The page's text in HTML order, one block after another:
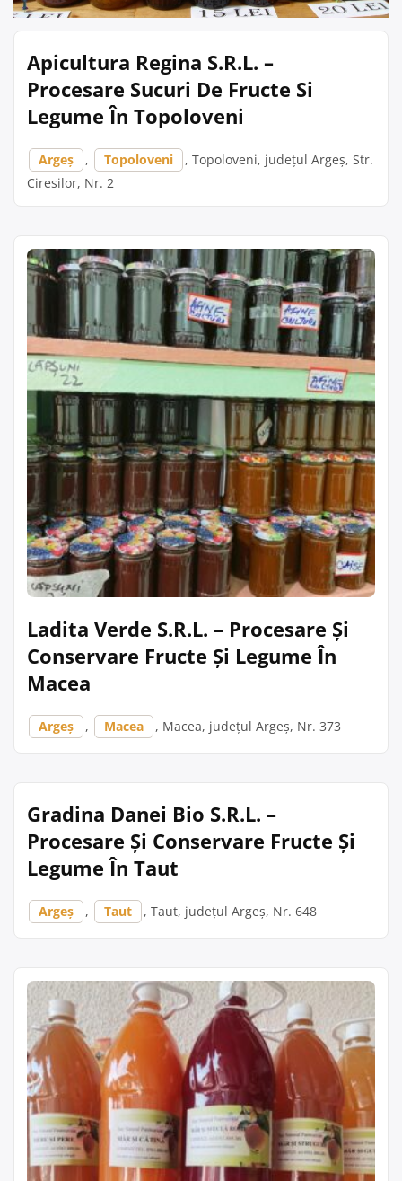
Apicultura Regina S.R.L. –
Procesare Sucuri De Fructe Si
Legume În Topoloveni
Argeș , Topoloveni
, Topoloveni, județul Argeș, Str.
Ciresilor, Nr. 2
Ladita Verde S.R.L. – Procesare Și
Conservare Fructe Și Legume În
Macea
Argeș , Macea , Macea, județul Argeș, Nr. 373
Gradina Danei Bio S.R.L. –
Procesare Și Conservare Fructe Și
Legume În Taut
Argeș , Taut , Taut, județul Argeș, Nr. 648